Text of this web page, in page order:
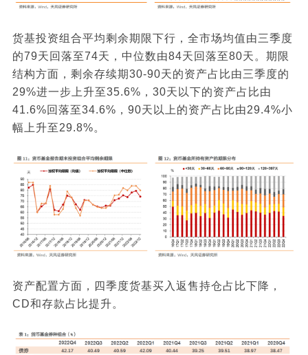
货基投资组合平均剩余期限下行，全市场均值由三季度
的79天回落至74天，中位数由84天回落至80天。期限
结构方面，剩余存续期30-90天的资产占比由三季度的
29%进一步上升至35.6%，30天以下的资产占比由
41.6%回落至34.6%，90天以上的资产占比由29.4%小
幅上升至29.8%。
资产配置方面，四季度货基买入返售持仓占比下降，
CD和存款占比提升。